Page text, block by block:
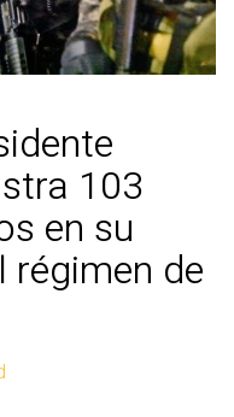
103
en su
régimen de